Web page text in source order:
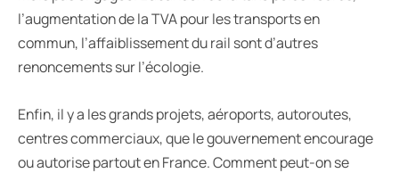
l’augmentation de la TVA pour les transports en
commun, l’affaiblissement du rail sont d’autres
renoncements sur l’écologie.
Enfin, il y a les grands projets, aéroports, autoroutes,
centres commerciaux, que le gouvernement encourage
ou autorise partout en France. Comment peut-on se